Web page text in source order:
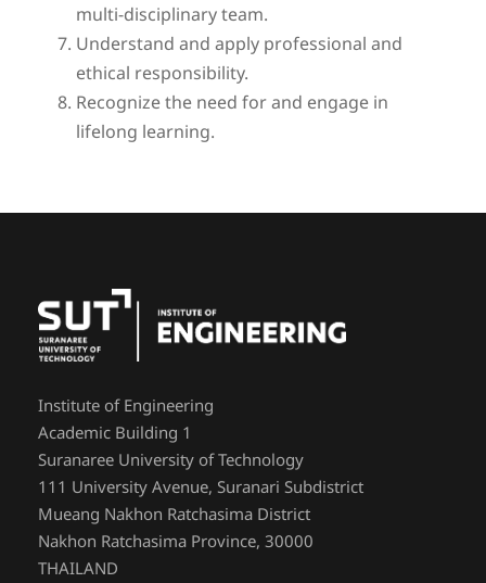
multi-disciplinary team.
Understand and apply professional and
ethical responsibility.
Recognize the need for and engage in
lifelong learning.
Institute of Engineering
Academic Building 1
Suranaree University of Technology
111 University Avenue, Suranari Subdistrict
Mueang Nakhon Ratchasima District
Nakhon Ratchasima Province, 30000
THAILAND